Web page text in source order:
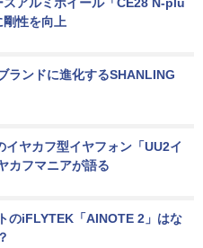
性を向上
ランドに進化するSHANLING
イヤカフ型イヤフォン「UU2イ
カフマニアが語る
のiFLYTEK「AINOTE 2」はな